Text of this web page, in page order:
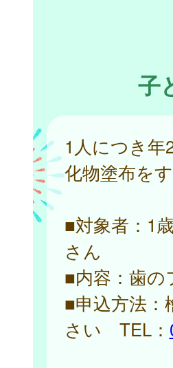
子
1人につき年
化物塗布を
■対象者：1
さん
■内容：歯の
■申込方法：
さい TEL：